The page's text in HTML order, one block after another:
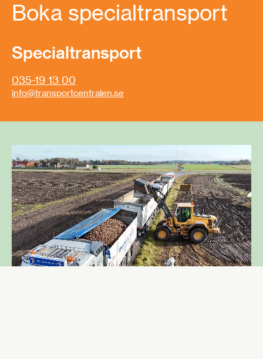
Boka specialtransport
Specialtransport
035-19 13 00
info@transportcentralen.se